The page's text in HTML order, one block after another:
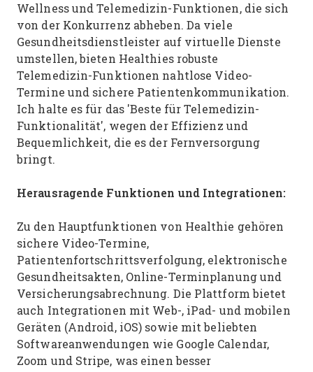
Wellness und Telemedizin-Funktionen, die sich
von der Konkurrenz abheben. Da viele
Gesundheitsdienstleister auf virtuelle Dienste
umstellen, bieten Healthies robuste
Telemedizin-Funktionen nahtlose Video-
Termine und sichere Patientenkommunikation.
Ich halte es für das 'Beste für Telemedizin-
Funktionalität', wegen der Effizienz und
Bequemlichkeit, die es der Fernversorgung
bringt.
Herausragende Funktionen und Integrationen:
Zu den Hauptfunktionen von Healthie gehören
sichere Video-Termine,
Patientenfortschrittsverfolgung, elektronische
Gesundheitsakten, Online-Terminplanung und
Versicherungsabrechnung. Die Plattform bietet
auch Integrationen mit Web-, iPad- und mobilen
Geräten (Android, iOS) sowie mit beliebten
Softwareanwendungen wie Google Calendar,
Zoom und Stripe, was einen besser